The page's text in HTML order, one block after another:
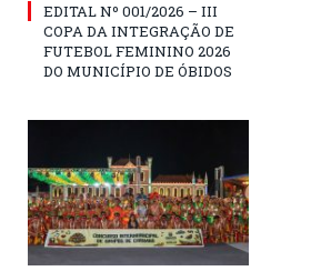
EDITAL Nº 001/2026 – III
COPA DA INTEGRAÇÃO DE
FUTEBOL FEMININO 2026
DO MUNICÍPIO DE ÓBIDOS